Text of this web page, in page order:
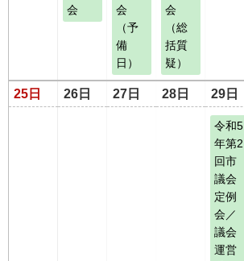
会
会
（予
備
日）
会
（総
括質
疑）
25日 26日 27日 28日 29日
令和5
年第2
回市
議会
定例
会／
議会
運営